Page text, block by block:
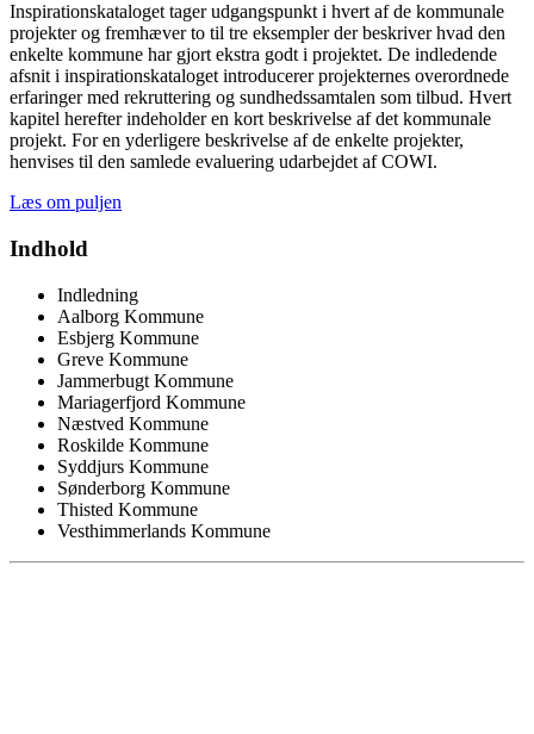
Inspirationskataloget tager udgangspunkt i hvert af de kommunale
projekter og fremhæver to til tre eksempler der beskriver hvad den
enkelte kommune har gjort ekstra godt i projektet. De indledende
afsnit i inspirationskataloget introducerer projekternes overordnede
erfaringer med rekruttering og sundhedssamtalen som tilbud. Hvert
kapitel herefter indeholder en kort beskrivelse af det kommunale
projekt. For en yderligere beskrivelse af de enkelte projekter,
henvises til den samlede evaluering udarbejdet af COWI.
Læs om puljen
Indhold
Indledning
Aalborg Kommune
Esbjerg Kommune
Greve Kommune
Jammerbugt Kommune
Mariagerfjord Kommune
Næstved Kommune
Roskilde Kommune
Syddjurs Kommune
Sønderborg Kommune
Thisted Kommune
Vesthimmerlands Kommune